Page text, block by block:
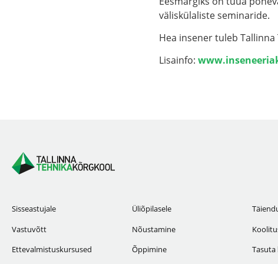
väliskülaliste seminaride.
Hea insener tuleb
Lisainfo:
Sisseastujale
Vastuvõtt
Ettevalmistuskursused
Üliõpilasele
Nõustamine
Õppimine